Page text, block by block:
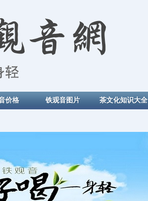
价格 铁观音图片 茶文化知识大全